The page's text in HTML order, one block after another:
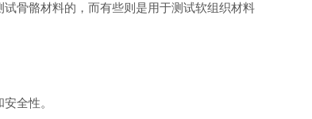
骨骼材料的，而有些则是用于测试软组织材料
全性。